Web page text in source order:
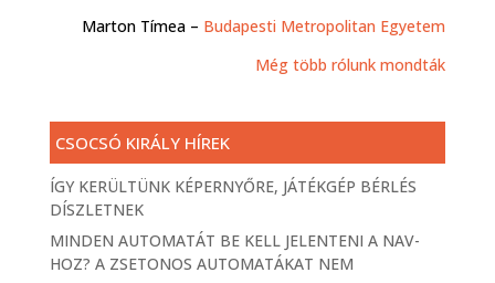
Marton Tímea – Budapesti Metropolitan Egyetem
Még több rólunk mondták
CSOCSÓ KIRÁLY HÍREK
ÍGY KERÜLTÜNK KÉPERNYŐRE, JÁTÉKGÉP BÉRLÉS
DÍSZLETNEK
MINDEN AUTOMATÁT BE KELL JELENTENI A NAV-
HOZ? A ZSETONOS AUTOMATÁKAT NEM